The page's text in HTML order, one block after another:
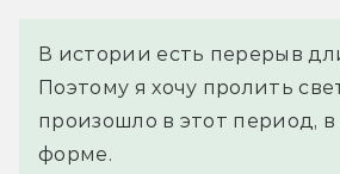
В истории есть перерыв
Поэтому я хочу пролить
произошло в этот период,
форме.